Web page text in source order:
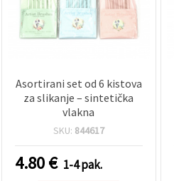
Asortirani set od 6 kistova
za slikanje – sintetička
vlakna
SKU: 844617
4.80€ 1-4 pak.